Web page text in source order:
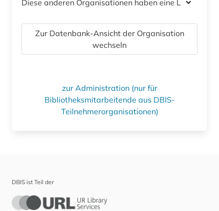
Diese anderen Organisationen haben eine Lizenz
Zur Datenbank-Ansicht der Organisation
wechseln
zur Administration (nur für
Bibliotheksmitarbeitende aus DBIS-
Teilnehmerorganisationen)
DBIS ist Teil der